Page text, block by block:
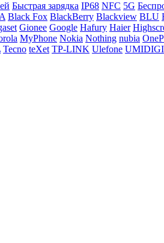
Быстрая зарядка IP68 NFC 5G
Black Fox BlackBerry Blackview BLU
Gionee Google Hafury Haier
MyPhone Nokia Nothing nubia
Tecno teXet TP-LINK Ulefone UMIDIGI